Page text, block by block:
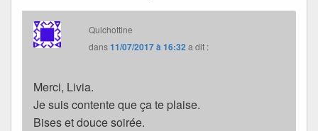
Quichottine
dans11/07/2017 à 16:32 a dit :
Merci, Livia.
Je suis contente que ça te plaise.
Bises et douce soirée.